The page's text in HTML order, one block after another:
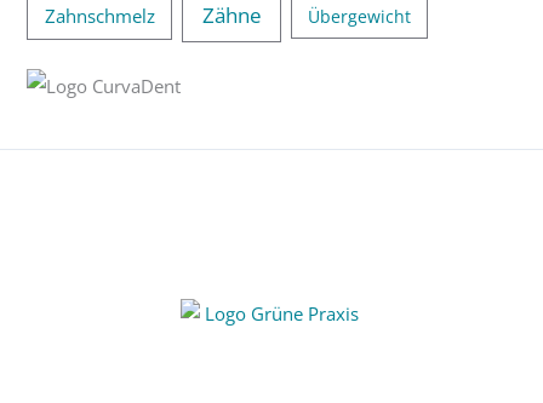
Zahnschmelz Zähne Übergewicht